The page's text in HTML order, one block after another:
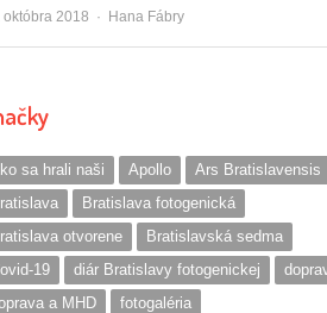
októbra 2018 Autor/ka
Hana Fábry
sa hrali naši Apollo
Ars Bratislavensis
Bratislava fotogenická
otvorene
Bratislavská sedma
19
diár Bratislavy fotogenickej
a MHD
fotogaléria